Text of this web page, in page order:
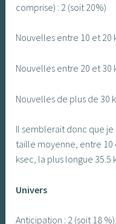
comprise) : 2 (soit 20%)
Nouvelles entre 10 et 20
Nouvelles entre 20 et 30
Nouvelles de plus de 30
Il semblerait donc que
taille moyenne, entre 10
ksec, la plus longue 35.5
Univers
Anticipation : 2 (soit 18